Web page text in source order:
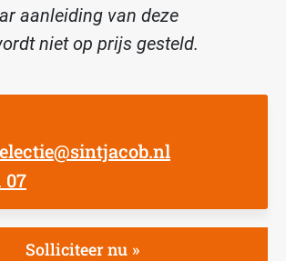
aanleiding van deze
niet op prijs gesteld.
07
Solliciteer nu